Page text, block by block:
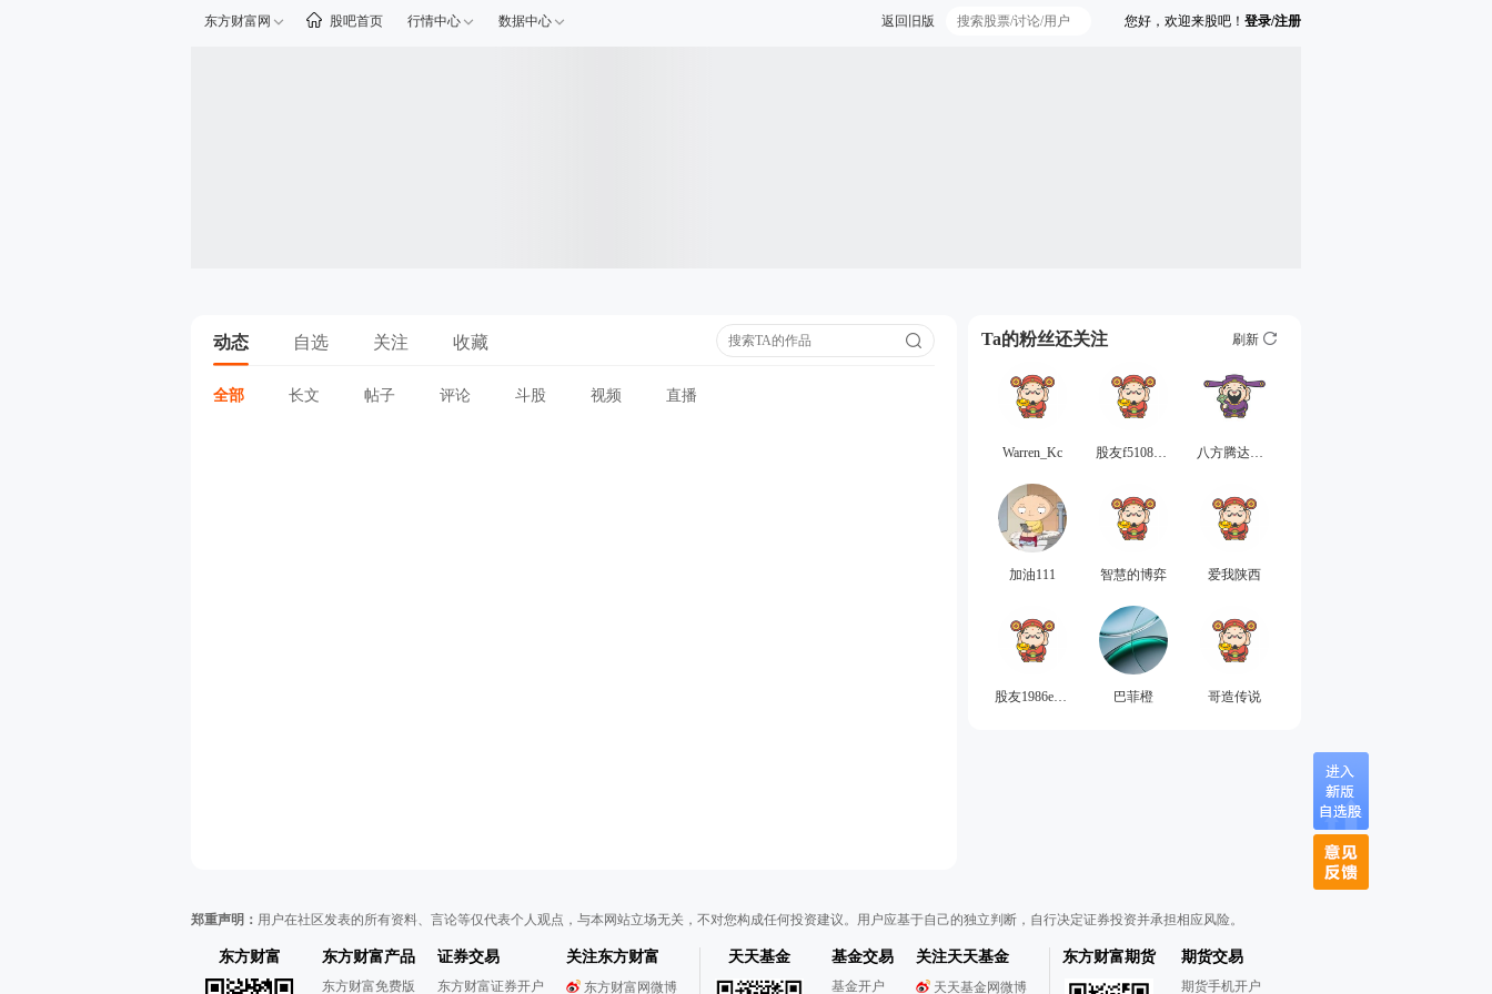
东方财富网 股吧首页 行情中心 数据中心 您好，欢迎来股吧！ 登录/注册
返回旧版
动态 自选 关注 收藏
全部 长文 帖子 评论 斗股 视频 直播
Ta的粉丝还关注 刷新
Warren_Kc 股友f510882Y80 八方腾达得张三丰
加油111 智慧的博弈 爱我陕西
股友1986e79M95 巴菲橙 哥造传说
郑重声明： 用户在社区发表的所有资料、言论等仅代表个人观点，与本网站立场无关，不对您构成任何投资建议。用户应基于自己的独立判断，自行决定证券投资并承担相应风险。
东方财富 东方财富产品
东方财富免费版
证券交易
东方财富证券开户
关注东方财富
东方财富网微博
天天基金 基金交易
基金开户
关注天天基金
天天基金网微博
东方财富期货 期货交易
期货手机开户